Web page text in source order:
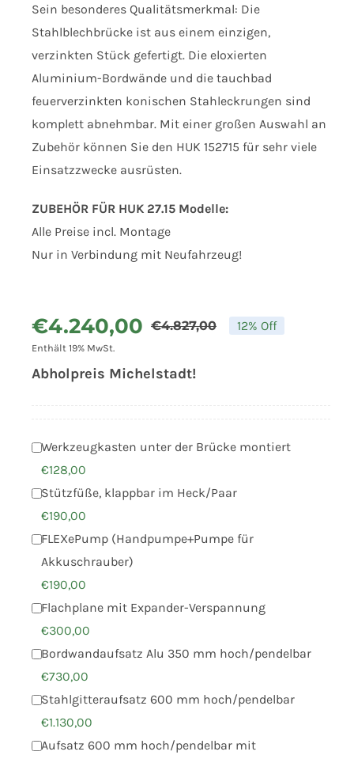
Sein besonderes Qualitätsmerkmal: Die
Stahlblechbrücke ist aus einem einzigen,
verzinkten Stück gefertigt. Die eloxierten
Aluminium-Bordwände und die tauchbad
feuerverzinkten konischen Stahleckrungen sind
komplett abnehmbar. Mit einer großen Auswahl an
Zubehör können Sie den HUK 152715 für sehr viele
Einsatzzwecke ausrüsten.
ZUBEHÖR FÜR HUK 27.15 Modelle:
Alle Preise incl. Montage
Nur in Verbindung mit Neufahrzeug!
€4.827,00
€4.240,00
Aktueller
Enthält 19% MwSt.
12% Off
Abholpreis Michelstadt!
Werkzeugkasten unter der Brücke montiert
€128,00
Stützfüße, klappbar im Heck/Paar
€190,00
FLEXePump (Handpumpe+Pumpe für
Akkuschrauber)
€190,00
Flachplane mit Expander-Verspannung
€300,00
Bordwandaufsatz Alu 350 mm hoch/pendelbar
€730,00
Stahlgitteraufsatz 600 mm hoch/pendelbar
€1.130,00
Aufsatz 600 mm hoch/pendelbar mit